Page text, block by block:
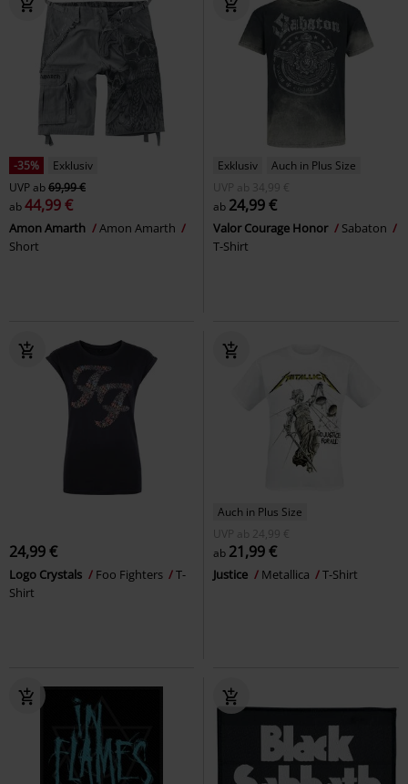
-35%
Exklusiv
UVPab69,99 €
ab44,99 €
Amon Amarth
Amon Amarth
Short
Exklusiv
Auch in Plus Size
UVP
ab
34,99 €
ab 24,99 €
Valor Courage Honor
Sabaton
T-Shirt
24,99 €
Logo Crystals Foo Fighters
T-
Shirt
Auch in Plus Size
UVP
ab 24,99 €
ab 21,99 €
Justice Metallica T-Shirt